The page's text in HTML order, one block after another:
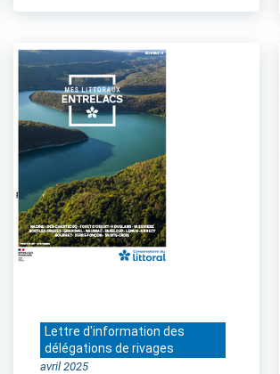
Lettre d'information des
délégations de rivages
avril 2025